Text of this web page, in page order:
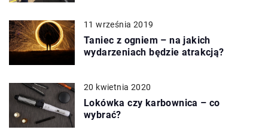
11 września 2019
Taniec z ogniem – na jakich
wydarzeniach będzie atrakcją?
20 kwietnia 2020
Lokówka czy karbownica – co
wybrać?